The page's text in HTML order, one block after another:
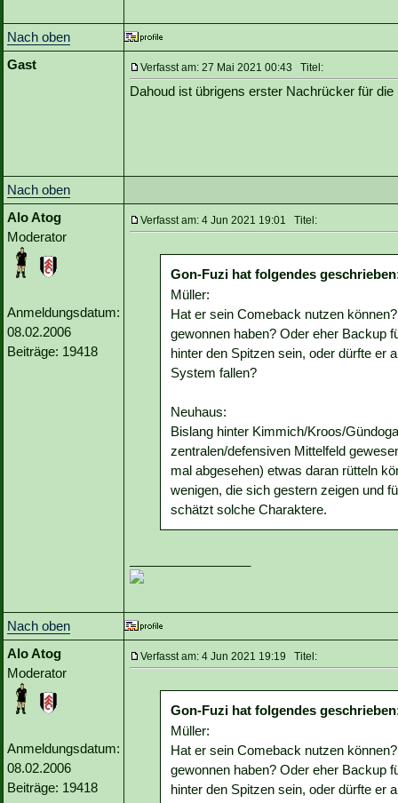
Nach oben
Gast
Verfasst am: 27 Mai 2021 00:43 Titel:
Dahoud ist übrigens erster Nachrücker für die
Nach oben
Alo Atog
Moderator
Anmeldungsdatum:
08.02.2006
Beiträge: 19418
Verfasst am: 4 Jun 2021 19:01 Titel:
Gon-Fuzi hat folgendes
Müller:
Hat er sein Comeback nutzen
gewonnen haben? Oder eher Backup
hinter den Spitzen sein, oder dürfte er
System fallen?
Neuhaus:
Bislang hinter Kimmich/Kroos/
zentralen/defensiven Mittelfeld
mal abgesehen) etwas daran rütteln
wenigen, die sich gestern zeigen und
schätzt solche Charaktere.
Nach oben
Alo Atog
Moderator
Anmeldungsdatum:
08.02.2006
Beiträge: 19418
Verfasst am: 4 Jun 2021 19:19 Titel:
Gon-Fuzi hat folgendes
Müller:
Hat er sein Comeback nutzen
gewonnen haben? Oder eher Backup
hinter den Spitzen sein, oder dürfte er